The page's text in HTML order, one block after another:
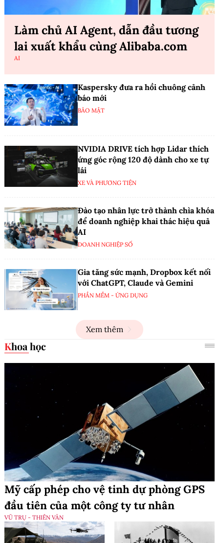
Làm chủ AI Agent, dẫn đầu tương
lai xuất khẩu cùng Alibaba.com
AI
Kaspersky đưa ra hồi chuông cảnh
báo mới
BẢO MẬT
NVIDIA DRIVE tích hợp Lidar thích
ứng góc rộng 120 độ dành cho xe tự
lái
XE VÀ PHƯƠNG TIỆN
Đào tạo nhân lực trở thành chìa khóa
để doanh nghiệp khai thác hiệu quả
AI
DOANH NGHIỆP SỐ
Gia tăng sức mạnh, Dropbox kết nối
với ChatGPT, Claude và Gemini
PHẦN MỀM - ỨNG DỤNG
Xem thêm
Khoa học
Mỹ cấp phép cho vệ tinh dự phòng GPS
đầu tiên của một công ty tư nhân
VŨ TRỤ - THIÊN VĂN